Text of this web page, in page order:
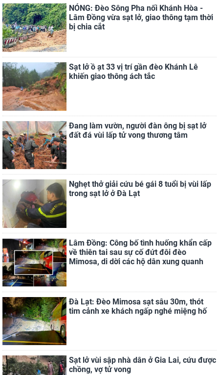
NÓNG: Đèo Sông Pha nối Khánh Hòa -
Lâm Đồng vừa sạt lở, giao thông tạm thời
bị chia cắt
Sạt lở ồ ạt 33 vị trí gần đèo Khánh Lê
khiến giao thông ách tắc
Đang làm vườn, người đàn ông bị sạt lở
đất đá vùi lấp tử vong thương tâm
Nghẹt thở giải cứu bé gái 8 tuổi bị vùi lấp
trong sạt lở ở Đà Lạt
Lâm Đồng: Công bố tình huống khẩn cấp
về thiên tai sau sự cố đứt đôi đèo
Mimosa, di dời các hộ dân xung quanh
Đà Lạt: Đèo Mimosa sạt sâu 30m, thót
tim cảnh xe khách ngấp nghé miệng hố
Sạt lở vùi sập nhà dân ở Gia Lai, cứu được
chồng, vợ tử vong